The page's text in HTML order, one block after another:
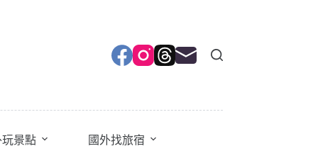
玩景點 國外找旅宿